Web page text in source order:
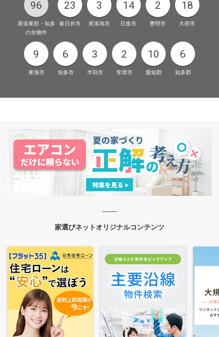
96
尾張東部・知多
の全物件
23
春日井市
3
尾張旭市
14
日進市
2
豊明市
18
大府市
9
東海市
6
知多市
3
半田市
2
常滑市
10
愛知郡
6
知多郡
家選びネットオリジナルコンテンツ